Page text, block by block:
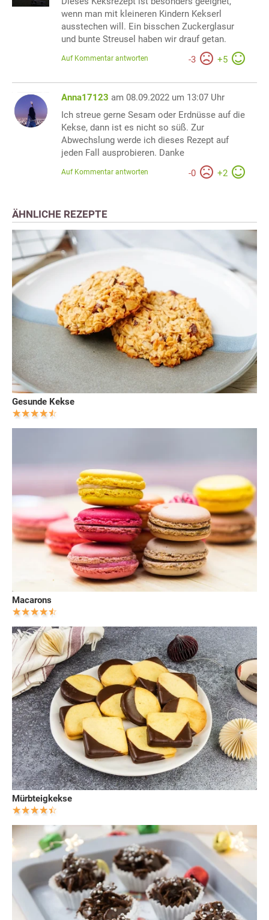
wenn man mit kleineren Kindern Kekserl
ausstechen will. Ein bisschen Zuckerglasur
und bunte Streusel haben wir drauf getan.
-3 +5
Auf Kommentar antworten
Anna17123 am 08.09.2022 um 13:07 Uhr
Ich streue gerne Sesam oder Erdnüsse auf die
Kekse, dann ist es nicht so süß. Zur
Abwechslung werde ich dieses Rezept auf
jeden Fall ausprobieren. Danke
-0 +2
Auf Kommentar antworten
ÄHNLICHE REZEPTE
Gesunde Kekse
Macarons
Mürbteigkekse